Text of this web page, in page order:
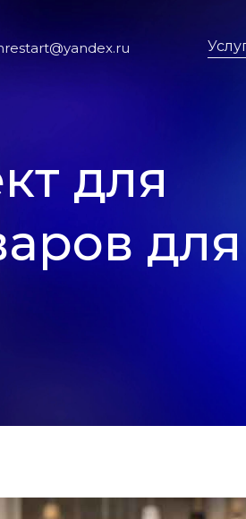
для
для